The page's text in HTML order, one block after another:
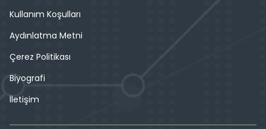
Kullanım Koşulları
Aydınlatma Metni
Çerez Politikası
Biyografi
İletişim